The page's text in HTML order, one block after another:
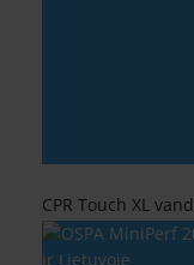
CPR Touch XL